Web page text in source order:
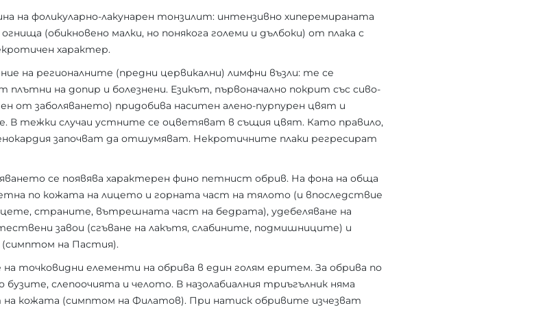
на фоликуларно-лакунарен тонзилит: интензивно хиперемираната
(обикновено малки, но понякога големи и дълбоки) от плака с
характер.
на регионалните (предни цервикални) лимфни възли: те се
плътни на допир и болезнени. Езикът, първоначално покрит със сиво-
от заболяването) придобива наситен алено-пурпурен цвят и
В тежки случаи устните се оцветяват в същия цвят. Като правило,
започват да отшумяват. Некротичните плаки регресират
се появява характерен фино петнист обрив. На фона на обща
по кожата на лицето и горната част на тялото (и впоследствие
страните, вътрешната част на бедрата), удебеляване на
завои (сгъване на лакътя, слабините, подмишниците) и
(симптом на Пастия).
на точковидни елементи на обрива в един голям еритем. За обрива по
слепоочията и челото. В назолабиалния триъгълник няма
на кожата (симптом на Филатов). При натиск обривите изчезват